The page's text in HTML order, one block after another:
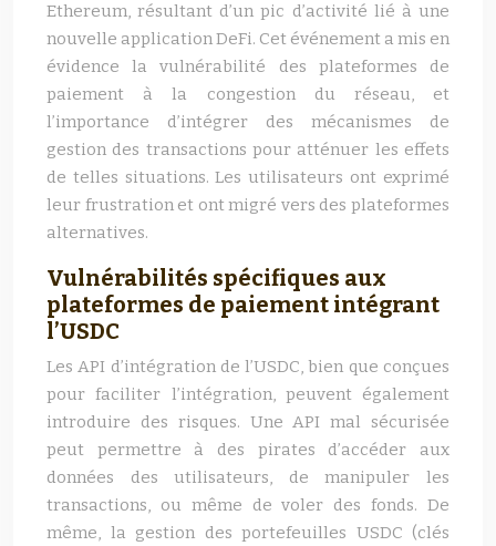
Ethereum, résultant d’un pic d’activité lié à une
nouvelle application DeFi. Cet événement a mis en
évidence la vulnérabilité des plateformes de
paiement à la congestion du réseau, et
l’importance d’intégrer des mécanismes de
gestion des transactions pour atténuer les effets
de telles situations. Les utilisateurs ont exprimé
leur frustration et ont migré vers des plateformes
alternatives.
Vulnérabilités spécifiques aux
plateformes de paiement intégrant
l’USDC
Les API d’intégration de l’USDC, bien que conçues
pour faciliter l’intégration, peuvent également
introduire des risques. Une API mal sécurisée
peut permettre à des pirates d’accéder aux
données des utilisateurs, de manipuler les
transactions, ou même de voler des fonds. De
même, la gestion des portefeuilles USDC (clés